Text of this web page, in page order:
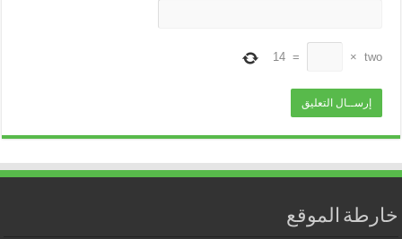
two
×
=
14
خارطة الموقع